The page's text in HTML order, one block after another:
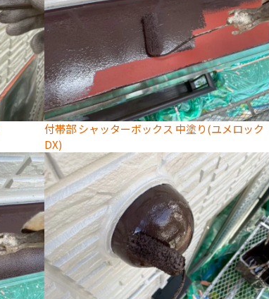
付帯部 シャッターボックス 中塗り(ユメロック
DX)